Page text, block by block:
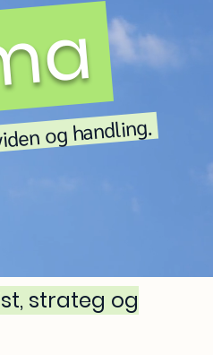
og handling.
strateg og